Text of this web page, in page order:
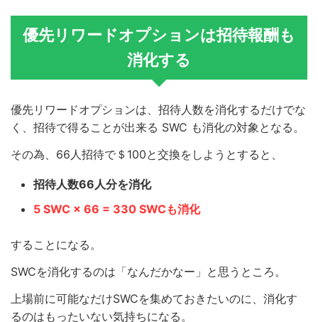
優先リワードオプションは招待報酬も
消化する
優先リワードオプションは、招待人数を消化するだけでな
く、招待で得ることが出来る SWC も消化の対象となる。
その為、66人招待で＄100と交換をしようとすると、
招待人数66人分を消化
5 SWC × 66 = 330 SWCも消化
することになる。
SWCを消化するのは「なんだかなー」と思うところ。
上場前に可能なだけSWCを集めておきたいのに、消化す
るのはもったいない気持ちになる。